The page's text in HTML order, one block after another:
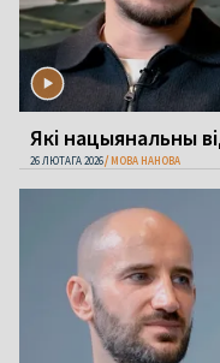
Які нацыянальны
26 ЛЮТАГА 2026 МОВА НАНОВА